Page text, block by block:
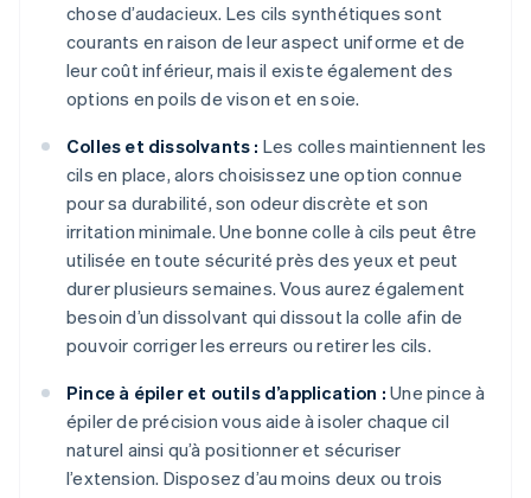
chose d’audacieux. Les cils synthétiques sont
courants en raison de leur aspect uniforme et de
leur coût inférieur, mais il existe également des
options en poils de vison et en soie.
Colles et dissolvants : Les colles maintiennent les
cils en place, alors choisissez une option connue
pour sa durabilité, son odeur discrète et son
irritation minimale. Une bonne colle à cils peut être
utilisée en toute sécurité près des yeux et peut
durer plusieurs semaines. Vous aurez également
besoin d’un dissolvant qui dissout la colle afin de
pouvoir corriger les erreurs ou retirer les cils.
Pince à épiler et outils d’application : Une pince à
épiler de précision vous aide à isoler chaque cil
naturel ainsi qu’à positionner et sécuriser
l’extension. Disposez d’au moins deux ou trois